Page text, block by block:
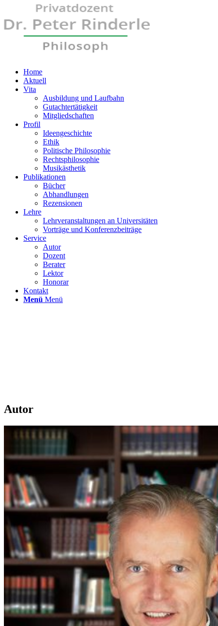
Home
Aktuell
Vita
Ausbildung und Laufbahn
Gutachtertätigkeit
Mitgliedschaften
Profil
Ideengeschichte
Ethik
Politische Philosophie
Rechtsphilosophie
Musikästhetik
Publikationen
Bücher
Abhandlungen
Rezensionen
Lehre
Lehrveranstaltungen an Universitäten
Vorträge und Konferenzbeiträge
Service
Autor
Dozent
Berater
Lektor
Honorar
Kontakt
Menü Menü
Autor